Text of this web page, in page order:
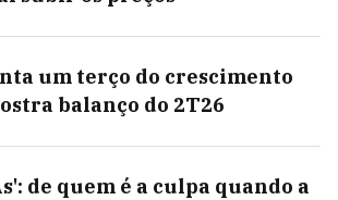
um terço do crescimento
balanço do 2T26
de quem é a culpa quando a